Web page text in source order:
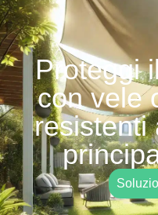
Proteggi
con vele
resistenti